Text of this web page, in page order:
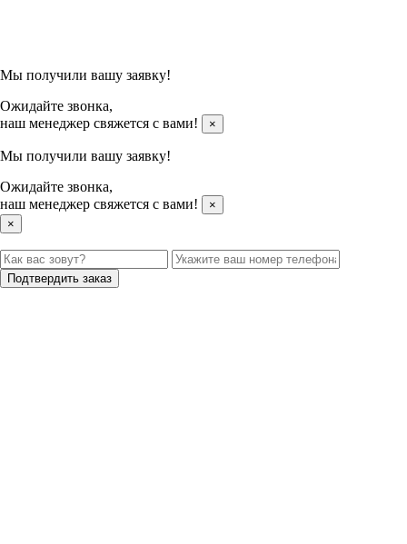
Мы получили вашу заявку!
Ожидайте звонка,
наш менеджер свяжется с вами!
×
Мы получили вашу заявку!
Ожидайте звонка,
наш менеджер свяжется с вами!
×
×
Подтвердить заказ